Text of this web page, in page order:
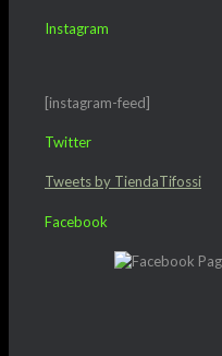
Instagram
[instagram-feed]
Twitter
Tweets by TiendaTifossi
Facebook